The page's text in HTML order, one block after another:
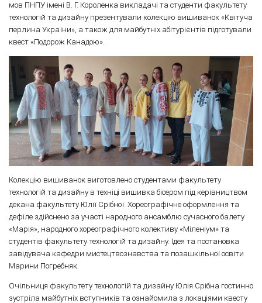
мов ПНПУ імені В. Г. Короленка викладачі та студенти факультету
технологій та дизайну презентували колекцію вишиванок «Квітуча
перлина України», а також для майбутніх абітурієнтів підготували
квест «Подорож Канадою».
Колекцію вишиванок виготовлено студентами факультету
технологій та дизайну в техніці вишивка бісером під керівництвом
декана факультету Юлії Срібної. Хореографічне оформлення та
дефіле здійснено за участі народного ансамблю сучасного балету
«Марія», народного хореографічного колективу «Міленіум» та
студентів факультету технологій та дизайну. Ідея та постановка
завідувача кафедри мистецтвознавства та позашкільної освіти
Марини Погребняк.
Очільниця факультету технологій та дизайну Юлія Срібна гостинно
зустріла майбутніх вступників та ознайомила з локаціями квесту